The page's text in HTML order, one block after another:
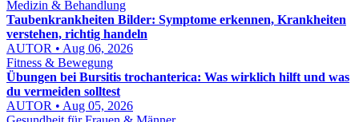
Medizin & Behandlung
Taubenkrankheiten Bilder: Symptome erkennen, Krankheiten
verstehen, richtig handeln
AUTOR • Aug 06, 2026
Fitness & Bewegung
Übungen bei Bursitis trochanterica: Was wirklich hilft und was
du vermeiden solltest
AUTOR • Aug 05, 2026